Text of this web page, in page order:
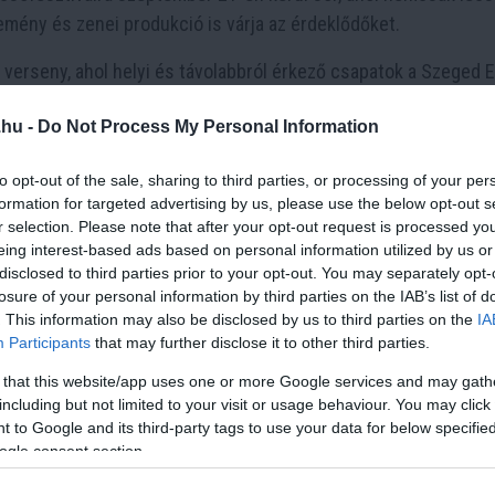
- Do Not Process My Personal Information
opt-out of the sale, sharing to third parties, or processing of your
for targeted advertising by us, please use the below opt-out
selection. Please note that after your opt-out request is processed
interest-based ads based on personal information utilized by us
to third parties prior to your opt-out. You may separately
of your personal information by third parties on the IAB’s list of
This information may also be disclosed by us to third parties on the
Participants that may further disclose it to other third parties.
that this website/app uses one or more Google services and may
but not limited to your visit or usage behaviour. You may
to Google and its third-party tags to use your data for below
consent section.
és zenei produkció is várja az érdeklődőket.
ahol helyi és távolabbról érkező csapatok a Szeged
variációkat elkészítve az ikonikus magyar ételből.
lecsófőző rendezvényen, melyet nagy örömmel fogadtunk
egy jótékonysági akcióval. Jelen esetben egy olyan
amely 300 krónikus mieloid leukémia
Árpád a Szeged Első Lions Club elnöke
Betegek Egyesületeszámára gyűjt adományokat. Az
a CML betegek érdekeit. Az egyesület jelenleg az egyetlen
betegség, amely napjainkban már nem tartozik a
és kezelés létezik a betegség gyógyítására, amely
orvostudomány már eljutott a komoly kockázatokkal járó
akár a gyógyszer nélküli állapotig, amely hosszú